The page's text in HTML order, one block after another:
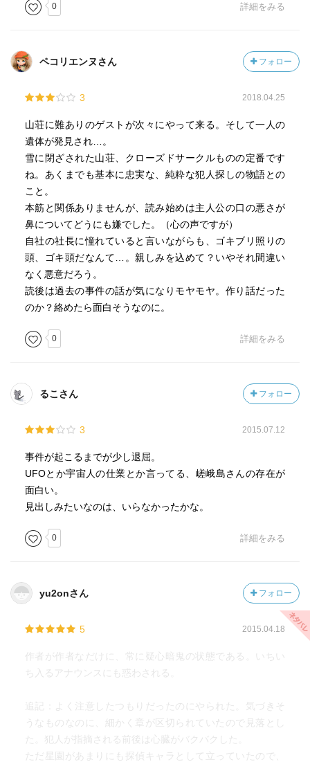
0 詳細をみる
ペコリエンヌさん フォロー
3 2018.04.25
山荘に難ありのゲストが次々にやって来る。そして一人の
遺体が発見され…。
雪に閉ざされた山荘、クローズドサークルものの定番です
ね。あくまでも基本に忠実な、純粋な犯人探しの物語との
こと。
本筋と関係ありませんが、読み始めは主人公の口の悪さが
鼻についてどうにも嫌でした。（心の声ですが）
自社の社長に憧れていると言いながらも、ゴキブリ照りの
頭、ゴキ頭だなんて…。親しみを込めて？いやそれ間違い
なく悪意だろう。
読後は過去の事件の話が気になりモヤモヤ。作り話だった
のか？絡めたら面白そうなのに。
0 詳細をみる
るこさん フォロー
3 2015.07.12
事件が起こるまでが少し退屈。
UFOとか宇宙人の仕業とか言ってる、嵯峨島さんの存在が
面白い。
見出しみたいなのは、いらなかったかな。
0 詳細をみる
yu2onさん フォロー
5 2015.04.18
作者が作者なだけに、常に疑心暗鬼の状態である。いちい
ち入るアナウンスにも惑わされる。
追記：よく注意したつもりだったのにやられた。気づきそ
うなものなのに、細かく章が区切られていたので見落とし
た。犯人が指摘される前後は心臓がバクバクした。
ただ星園があまりにも探偵キャラとして立っていたので、